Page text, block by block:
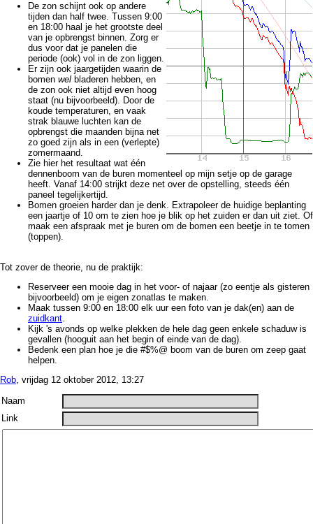
De zon schijnt ook op andere
tijden dan half twee. Tussen 9:00
en 18:00 haal je het grootste deel
van je opbrengst binnen. Zorg er
dus voor dat je panelen die
periode (ook) vol in de zon liggen.
Er zijn ook jaargetijden waarin de
bomen wel bladeren hebben, en
de zon ook niet altijd even hoog
staat (nu bijvoorbeeld). Door de
koude temperaturen, en vaak
strak blauwe luchten kan de
opbrengst die maanden bijna net
zo goed zijn als in een (verlepte)
zomermaand.
Zie hier het resultaat wat één
dennenboom van de buren momenteel op mijn setje op de garage
heeft. Vanaf 14:00 strijkt deze net over de opstelling, steeds één
paneel tegelijkertijd.
Bomen groeien harder dan je denk. Extrapoleer de huidige beplanting
een jaartje of 10 om te zien hoe je blik op het zuiden er dan uit ziet. Of
maak een afspraak met je buren om de bomen een beetje in te tomen
(toppen).
Tot zover de theorie, nu de praktijk:
Reserveer een mooie dag in het voor- of najaar (zo eentje als gisteren
bijvoorbeeld) om je eigen zonatlas te maken.
Maak tussen 9:00 en 18:00 elk uur een foto van je dak(en) aan de
zuidkant.
Kijk 's avonds op welke plekken de hele dag geen enkele schaduw is
gevallen (hooguit aan het begin of einde van de dag).
Bedenk een plan hoe je die #$%@ boom van de buren om zeep gaat
helpen.
Rob, vrijdag 12 oktober 2012, 13:27
Naam
Link